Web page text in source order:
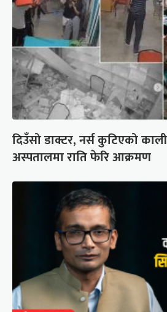
दिउँसो डाक्टर, नर्स कुटिएको
अस्पतालमा राति फेरि आक्रमण